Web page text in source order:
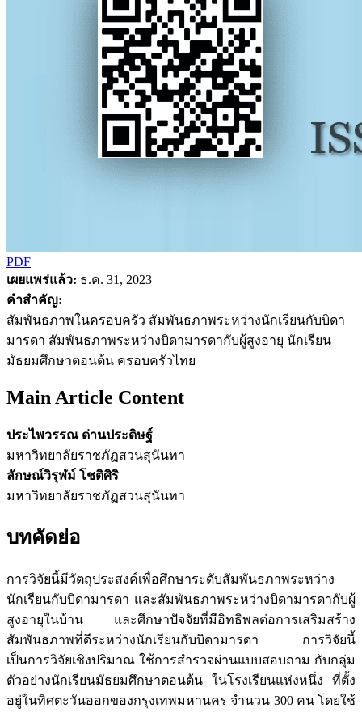
PDF
เผยแพร่แล้ว: ธ.ค. 31, 2023
คำสำคัญ:
สัมพันธภาพในครอบครัว สัมพันธภาพระหว่างนักเรียนกับบิดา
มารดา สัมพันธภาพระหว่างบิดามารดากับผู้สูงอายุ นักเรียน
มัธยมศึกษาตอนต้น ครอบครัวไทย
Main Article Content
ประไพวรรณ ด่านประดิษฐ์
มหาวิทยาลัยราชภัฏสวนสุนันทา
ลักษณ์วิรุฬม์ โชติศิริ
มหาวิทยาลัยราชภัฏสวนสุนันทา
บทคัดย่อ
การวิจัยนี้มีวัตถุประสงค์เพื่อศึกษาระดับสัมพันธภาพระหว่าง
นักเรียนกับบิดามารดา และสัมพันธภาพระหว่างบิดามารดากับผู้
สูงอายุในบ้าน และศึกษาปัจจัยที่มีอิทธิพลต่อการเสริมสร้าง
สัมพันธภาพที่ดีระหว่างนักเรียนกับบิดามารดา การวิจัยนี้
เป็นการวิจัยเชิงปริมาณ ใช้การสำรวจผ่านแบบสอบถาม กับกลุ่ม
ตัวอย่างนักเรียนมัธยมศึกษาตอนต้น ในโรงเรียนแห่งหนึ่ง ที่ตั้ง
อยู่ในทิศตะวันออกของกรุงเทพมหานคร จำนวน 300 คน โดยใช้